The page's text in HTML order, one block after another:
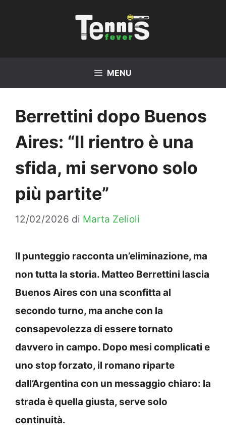
MENU
Berrettini dopo Buenos
Aires: “Il rientro è una
sfida, mi servono solo
più partite”
12/02/2026 di Marta Zelioli
Il punteggio racconta un’eliminazione, ma
non tutta la storia. Matteo Berrettini lascia
Buenos Aires con una sconfitta al
secondo turno, ma anche con la
consapevolezza di essere tornato
davvero in campo. Dopo mesi complicati e
uno stop forzato, il romano riparte
dall’Argentina con un messaggio chiaro: la
strada è quella giusta, serve solo
continuità.